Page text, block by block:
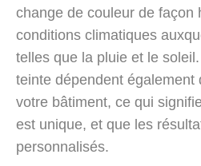
change de couleur de façon
conditions climatiques
telles que la pluie et le
teinte dépendent également
votre bâtiment, ce qui
est unique, et que les
personnalisés.